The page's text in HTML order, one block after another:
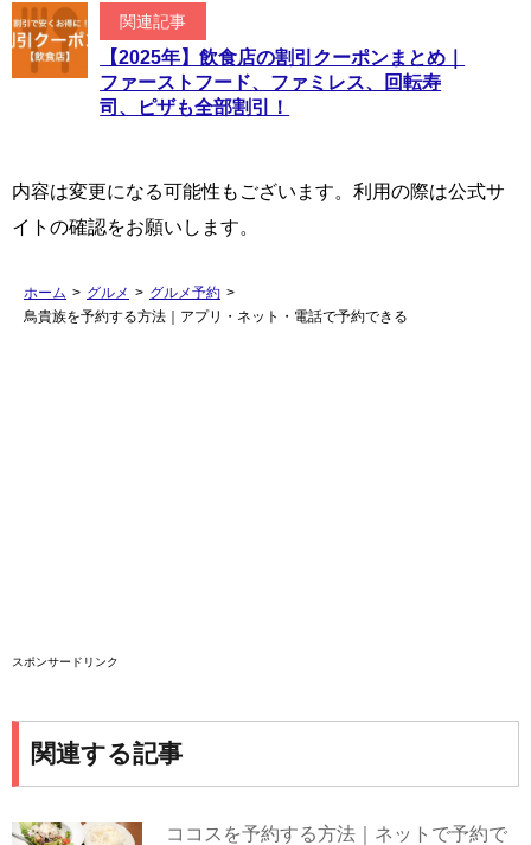
関連記事
【2025年】飲食店の割引クーポンまとめ｜
ファーストフード、ファミレス、回転寿
司、ピザも全部割引！
内容は変更になる可能性もございます。利用の際は公式サ
イトの確認をお願いします。
ホーム > グルメ > グルメ予約 >
鳥貴族を予約する方法｜アプリ・ネット・電話で予約できる
スポンサードリンク
関連する記事
ココスを予約する方法｜ネットで予約で